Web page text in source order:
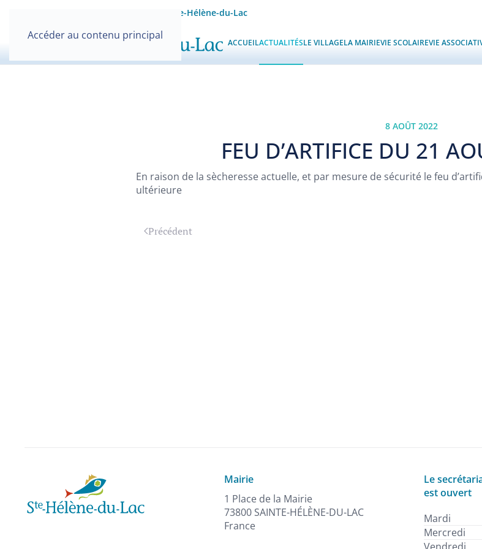
Accéder au contenu principal
Site officiel de la Mairie de Sainte-Hélène-du-Lac
ACCUEILACTUALITÉSLE VILLAGELA MAIRIEVIE SCOLAIREVIE
8 AOÛT 2022
FEU D’ARTIFICE DU 21
En raison de la sècheresse actuelle, et par mesure de sécurité le feu
ultérieure
Précédent
Mairie
1 Place de la Mairie
73800 SAINTE-HÉLÈNE-DU-LAC
France
Le
est ouvert
Mardi
Mercredi